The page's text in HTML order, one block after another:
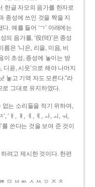
한글 자모의 음가를 한자로
종성에 쓰인 것을 짝을 지
. 예를 들어 ‘ㄱ’ 아래에는
의 음가를, ‘役(역)’은 종성
은 ‘니은, 리을, 미음, 비
이 초성, 종성에 놓이는 방
디읃, 시읏’으로 해야 나머지
놓고 기역 자도 모른다.”라
로 그대로 유지하였다.
없는 소리들을 적기 위하여,
‘ㅐ, ㅒ, ㅔ, ㅖ, ㅘ, ㅚ, ㅝ,
를 쓴다는 것을 보여 준 것이
려고 제시한 것이다. 한편
ㅁ ㅂ ㅄ ㅅ ㅆ ㅇ ㅈ ㅊ